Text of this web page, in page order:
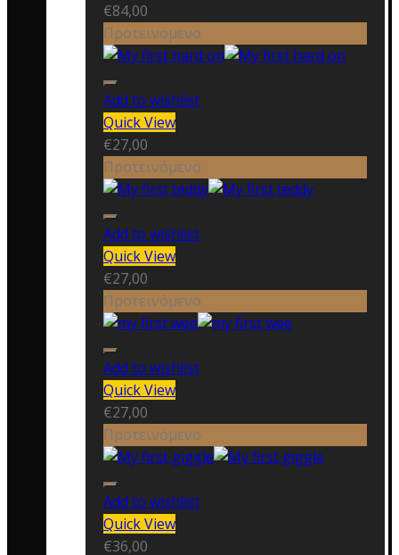
€84,00
Προτεινόμενο
Add to wishlist
Quick View
€27,00
Προτεινόμενο
Add to wishlist
Quick View
€27,00
Προτεινόμενο
Add to wishlist
Quick View
€27,00
Προτεινόμενο
Add to wishlist
Quick View
€36,00